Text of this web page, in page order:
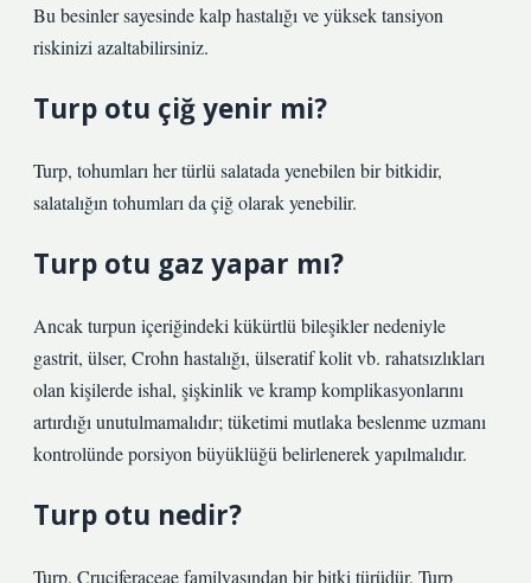
Bu besinler sayesinde kalp hastalığı ve yüksek tansiyon
riskinizi azaltabilirsiniz.
Turp otu çiğ yenir mi?
Turp, tohumları her türlü salatada yenebilen bir bitkidir,
salatalığın tohumları da çiğ olarak yenebilir.
Turp otu gaz yapar mı?
Ancak turpun içeriğindeki kükürtlü bileşikler nedeniyle
gastrit, ülser, Crohn hastalığı, ülseratif kolit vb. rahatsızlıkları
olan kişilerde ishal, şişkinlik ve kramp komplikasyonlarını
artırdığı unutulmamalıdır; tüketimi mutlaka beslenme uzmanı
kontrolünde porsiyon büyüklüğü belirlenerek yapılmalıdır.
Turp otu nedir?
Turp, Cruciferaceae familyasından bir bitki türüdür. Turp